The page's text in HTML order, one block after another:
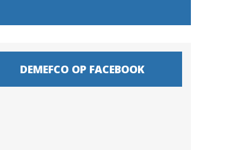
DEMEFCO OP FACEBOOK